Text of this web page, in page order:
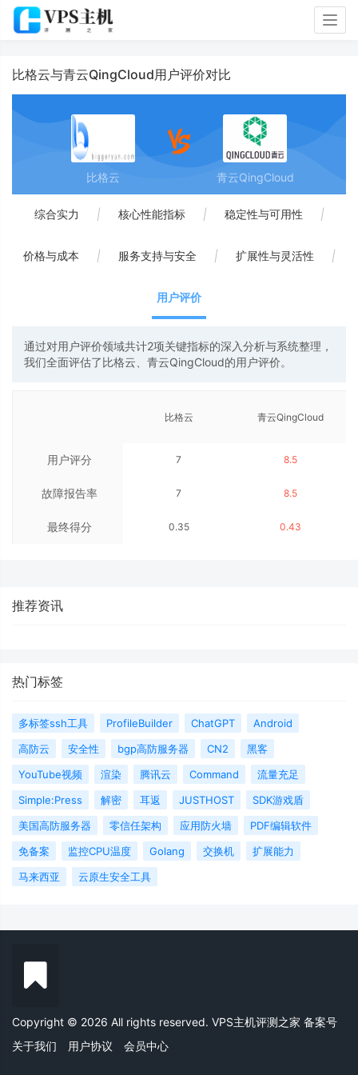
比格云与青云QingCloud用户评价对比
比格云 青云QingCloud
综合实力 | 核心性能指标 | 稳定性与可用性 |
价格与成本 | 服务支持与安全 | 扩展性与灵活性 |
用户评价
通过对用户评价领域共计2项关键指标的深入分析与系统整理，
我们全面评估了比格云、青云QingCloud的用户评价。
用户评分
故障报告率
最终得分
比格云
7
7
0.35
青云QingCloud
8.5
8.5
0.43
推荐资讯
热门标签
多标签ssh工具 ProfileBuilder ChatGPT
Android
高防云
安全性 bgp高防服务器 CN2
黑客
YouTube视频
渲染 腾讯云 Command
流量充足
Simple:Press
解密 耳返 JUSTHOST
SDK游戏盾
美国高防服务器
零信任架构 应用防火墙
PDF编辑软件
免备案
监控CPU温度 Golang 交换机
扩展能力
马来西亚
云原生安全工具
Copyright © 2026 All rights reserved. VPS主机评测之家 备案号
关于我们
用户协议 会员中心